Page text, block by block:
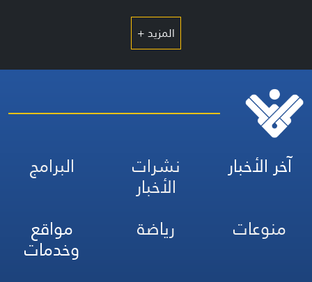
المزيد +
آخر الأخبار نشرات
الأخبار
البرامج
منوعات
رياضة مواقع
وخدمات